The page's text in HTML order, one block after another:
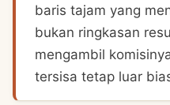
baris tajam yang
bukan ringkasan
mengambil
tersisa tetap luar